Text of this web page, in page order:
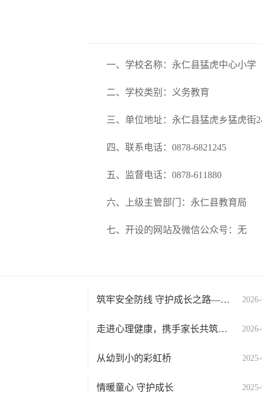
一、学校名称：永仁县猛虎中心小学
二、学校类别：义务教育
三、单位地址：永仁县猛虎乡猛虎街
四、联系电话：0878-6821245
五、监督电话：0878-611880
六、上级主管部门：永仁县教育局
七、开设的网站及微信公众号：无
筑牢安全防线 守护成长之路——猛虎中心小学开展...
走进心理健康，携手家长共筑孩子“心”防线——永...
从幼到小的彩虹桥
情暖童心 守护成长